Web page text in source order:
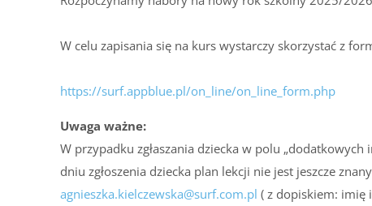
W celu zapisania się na kurs wystarczy skorzystać z
https://surf.appblue.pl/on_line/on_line_form.php
Uwaga ważne:
W przypadku zgłaszania dziecka w polu
dniu zgłoszenia dziecka plan lekcji nie jest jeszcze
agnieszka.kielczewska@surf.com.pl ( z dopiskiem: imię